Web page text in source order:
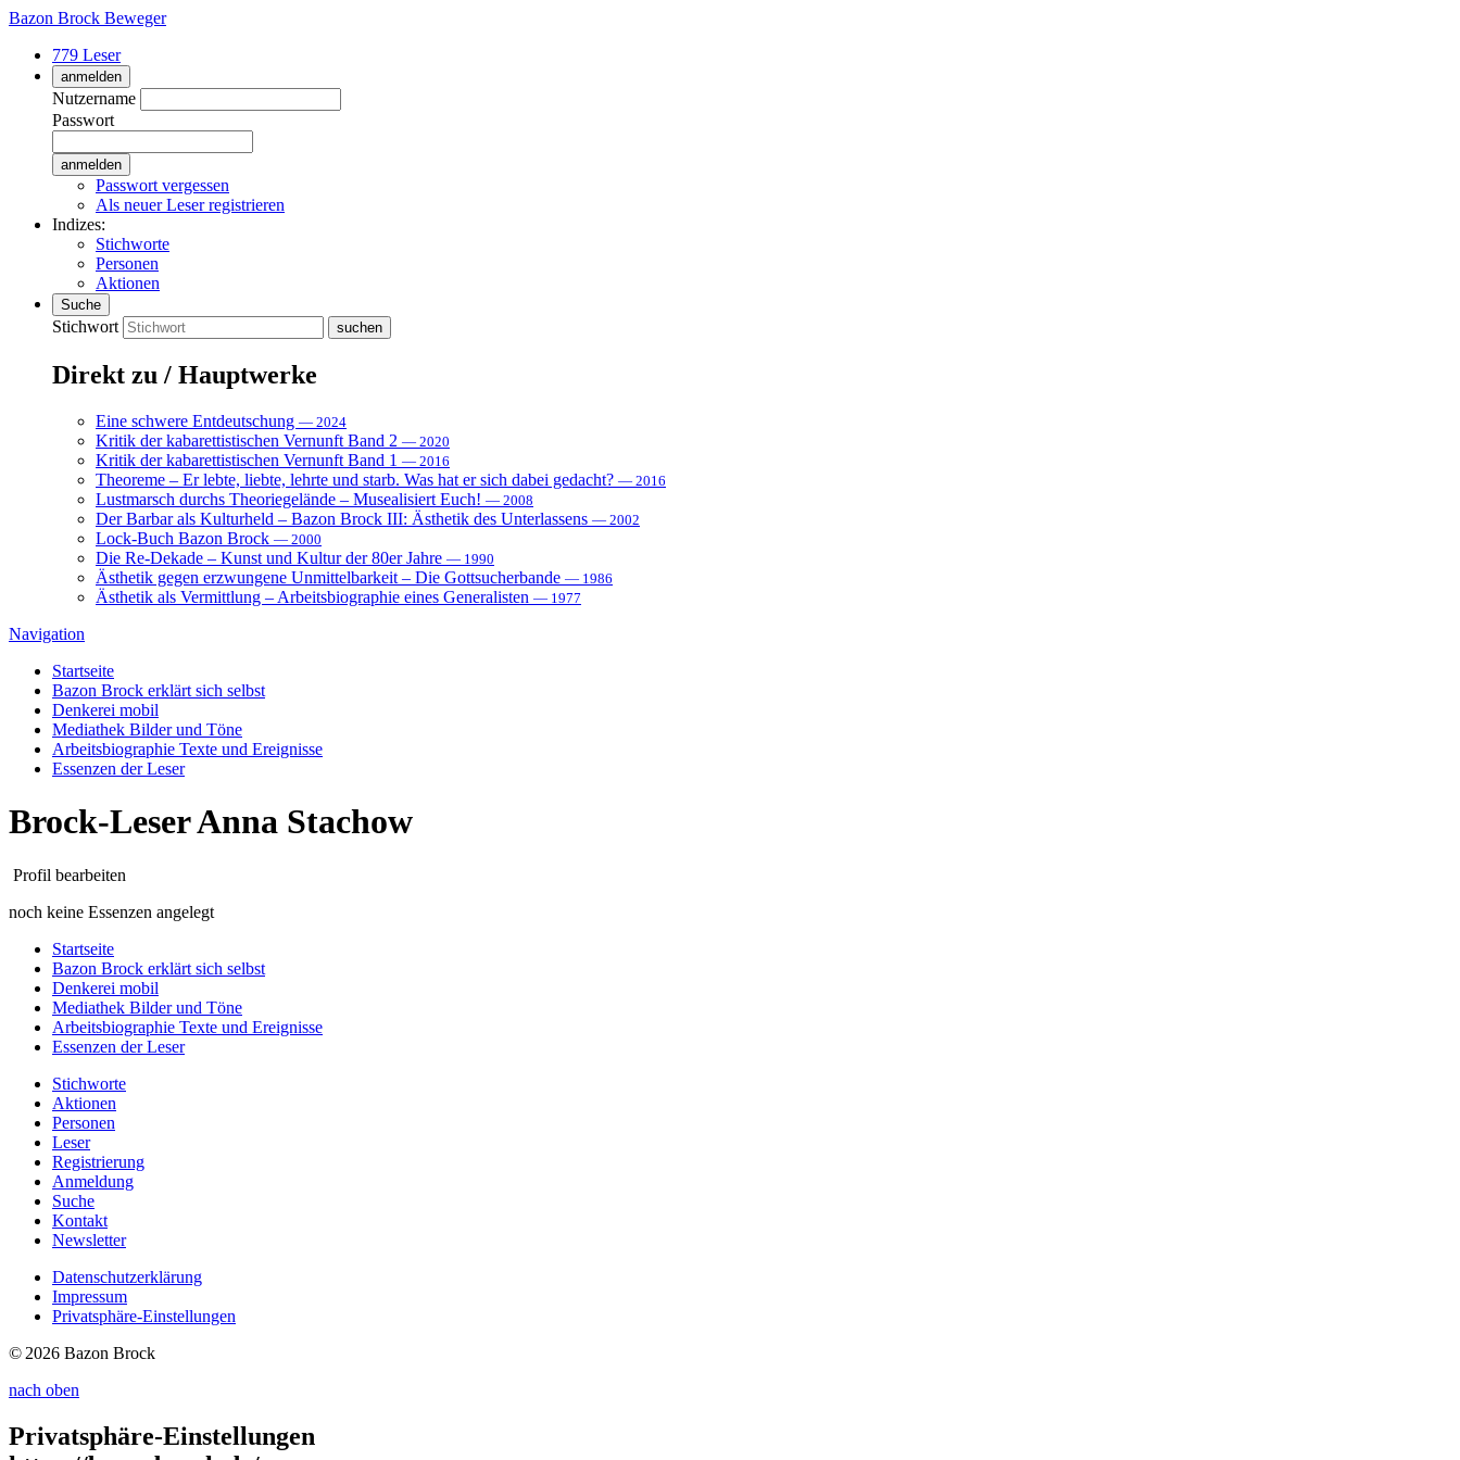
Bazon Brock Beweger
779 Leser
anmelden
Nutzername
Passwort
Passwort vergessen
Als neuer Leser registrieren
Indizes:
Stichworte
Personen
Aktionen
Suche
Stichwort
Direkt zu / Hauptwerke
Eine schwere Entdeutschung — 2024
Kritik der kabarettistischen Vernunft Band 2 — 2020
Kritik der kabarettistischen Vernunft Band 1 — 2016
Theoreme – Er lebte, liebte, lehrte und starb. Was hat er sich dabei gedacht? — 2016
Lustmarsch durchs Theoriegelände – Musealisiert Euch! — 2008
Der Barbar als Kulturheld – Bazon Brock III: Ästhetik des Unterlassens — 2002
Lock-Buch Bazon Brock — 2000
Die Re-Dekade – Kunst und Kultur der 80er Jahre — 1990
Ästhetik gegen erzwungene Unmittelbarkeit – Die Gottsucherbande — 1986
Ästhetik als Vermittlung – Arbeitsbiographie eines Generalisten — 1977
Navigation
Startseite
Bazon Brock erklärt sich selbst
Denkerei mobil
Mediathek Bilder und Töne
Arbeitsbiographie Texte und Ereignisse
Essenzen der Leser
Brock-LeserAnna Stachow
Profil bearbeiten
noch keine Essenzen angelegt
Startseite
Bazon Brock erklärt sich selbst
Denkerei mobil
Mediathek Bilder und Töne
Arbeitsbiographie Texte und Ereignisse
Essenzen der Leser
Stichworte
Aktionen
Personen
Leser
Registrierung
Anmeldung
Suche
Kontakt
Newsletter
Datenschutzerklärung
Impressum
Privatsphäre-Einstellungen
© 2026 Bazon Brock
nach oben
Privatsphäre-Einstellungen